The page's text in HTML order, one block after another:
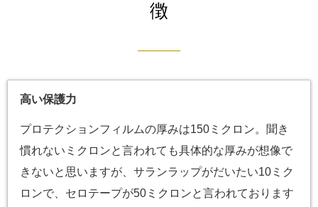
徴
高い保護力
プロテクションフィルムの厚みは150ミクロン。聞き
慣れないミクロンと言われても具体的な厚みが想像で
きないと思いますが、サランラップがだいたい10ミク
ロンで、セロテープが50ミクロンと言われております